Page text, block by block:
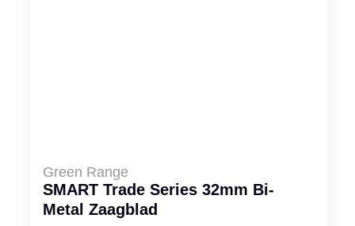
Green Range
SMART Trade Series 32mm Bi-
Metal Zaagblad